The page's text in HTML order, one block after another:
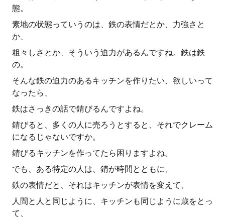
態。
素地の状態っていうのは、鉄の表情だとか、力強さと
か、
粗々しさとか、そういう迫力があるんですね。鉄は鉄
の。
そんな鉄の迫力のあるキッチンを作りたい、欲しいって
なったら、
鉄はさっきの話で錆びるんですよね。
錆びると、多くの人に売ろうとすると、それでクレーム
になるじゃないですか。
錆びるキッチンを作ってたら困りますよね。
でも、ある特定の人は、錆が時間とともに、
鉄の表情だと、それはキッチンが表情を変えて、
人間と人と同じように、キッチンも同じように歳をとっ
て、